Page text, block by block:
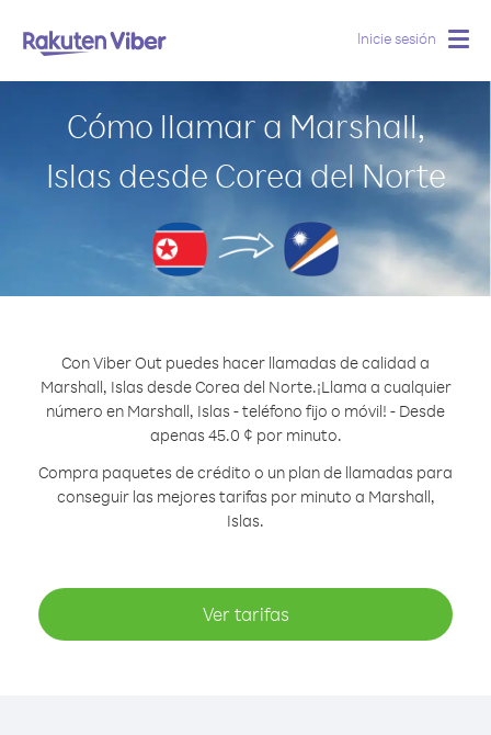
Inicie sesión
Cómo llamar a Marshall,
Islas desde Corea del Norte
Con Viber Out puedes hacer llamadas de calidad a
Marshall, Islas desde Corea del Norte.¡Llama a cualquier
número en Marshall, Islas - teléfono fijo o móvil! - Desde
apenas 45.0 ¢ por minuto.
Compra paquetes de crédito o un plan de llamadas para
conseguir las mejores tarifas por minuto a Marshall,
Islas.
Ver tarifas